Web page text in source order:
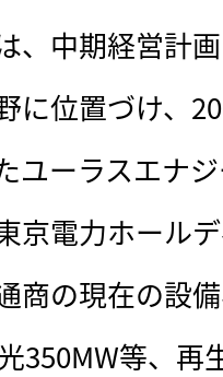
、中期経営計
に位置づけ、
ユーラスエナ
京電力ホール
商の現在の設
350MW等、